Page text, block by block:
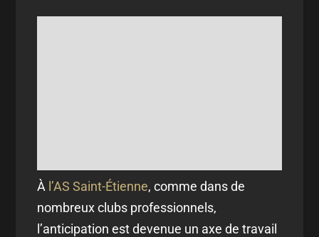
À l’AS Saint-Étienne, comme dans de
nombreux clubs professionnels,
l’anticipation est devenue un axe de travail